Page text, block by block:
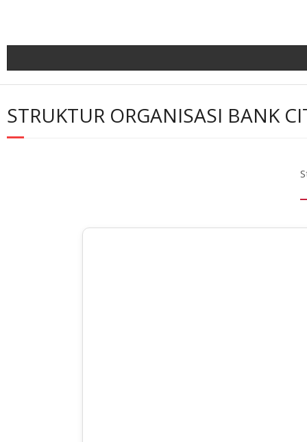
STRUKTUR ORGANISASI BANK